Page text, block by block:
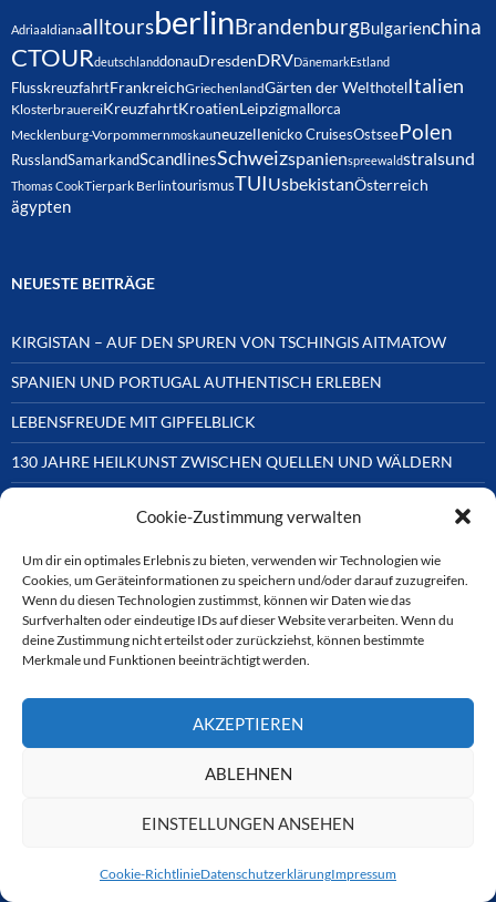
Cookie-Zustimmung verwalten
Um dir ein optimales Erlebnis zu bieten, verwenden wir Technologien wie
Cookies, um Geräteinformationen zu speichern und/oder darauf zuzugreifen.
Wenn du diesen Technologien zustimmst, können wir Daten wie das
Surfverhalten oder eindeutige IDs auf dieser Website verarbeiten. Wenn du
deine Zustimmung nicht erteilst oder zurückziehst, können bestimmte
Merkmale und Funktionen beeinträchtigt werden.
AKZEPTIEREN
ABLEHNEN
EINSTELLUNGEN ANSEHEN
Cookie-RichtlinieDatenschutzerklärungImpressum
AdriaaldianaalltoursberlinBrandenburgBulgarienchina
CTOURdeutschlanddonauDresdenDRVDänemarkEstland
FlusskreuzfahrtFrankreichGriechenlandGärten der Welthotel Italien
KlosterbrauereiKreuzfahrtKroatienLeipzigmallorca
Mecklenburg-Vorpommernmoskauneuzellenicko CruisesOstseePolen
RusslandSamarkandScandlinesSchweizspanienspreewaldstralsund
Thomas CookTierpark BerlintourismusTUIUsbekistanÖsterreich
ägypten
NEUESTE BEITRÄGE
KIRGISTAN – AUF DEN SPUREN VON TSCHINGIS AITMATOW
SPANIEN UND PORTUGAL AUTHENTISCH ERLEBEN
LEBENSFREUDE MIT GIPFELBLICK
130 JAHRE HEILKUNST ZWISCHEN QUELLEN UND WÄLDERN
CTOUR-PARTNER
Unsere Reisejournalisten-Vereinigung ist über Mitglieder und
Ehrenmitglieder auf unterschiedliche Weise mit
verbunden. Hier eine
Auswahl der Online-Plattformen:
das Kontaktformular Kontakt zu uns auf. CTOUR über 30 Jahre im